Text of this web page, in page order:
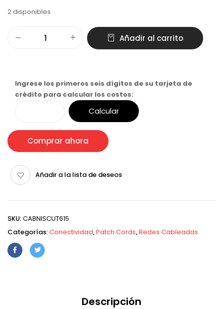
2 disponibles
Añadir al carrito
Ingrese los primeros seis dígitos de su tarjeta de
crédito para calcular los costos:
Calcular
Comprar ahora
Añadir a la lista de deseos
SKU:CABNISCUT615
Categorías:Conectividad,Patch Cords,Redes Cableadas
Descripción